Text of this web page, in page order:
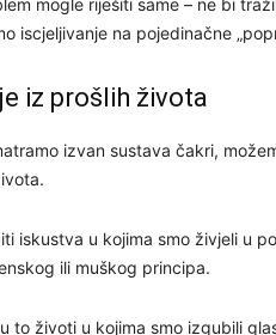
mogle riješiti same – ne bi
iscjeljivanje na pojedinačne
iz prošlih života
izvan sustava čakri,
iskustva u kojima smo živjeli u
ili muškog principa.
to životi u kojima smo izgubili